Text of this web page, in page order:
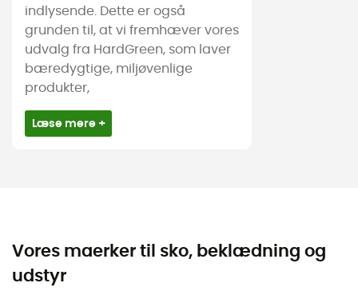
indlysende. Dette er også
grunden til, at vi fremhæver vores
udvalg fra HardGreen, som laver
bæredygtige, miljøvenlige
produkter,
Læse mere +
Vores maerker til sko, beklædning og
udstyr